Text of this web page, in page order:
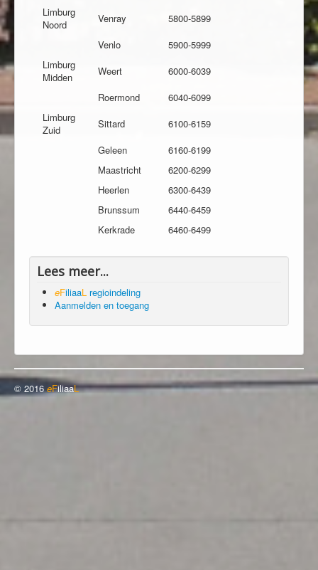
Limburg
Noord
Venray
5800-5899
Venlo
5900-5999
Limburg
Midden
Weert
6000-6039
Roermond
6040-6099
Limburg
Zuid
Sittard
6100-6159
Geleen
6160-6199
Maastricht
6200-6299
Heerlen
6300-6439
Brunssum
6440-6459
Kerkrade
6460-6499
Lees meer...
eFiliaaL regioindeling
Aanmelden en toegang
© 2016eFiliaaL